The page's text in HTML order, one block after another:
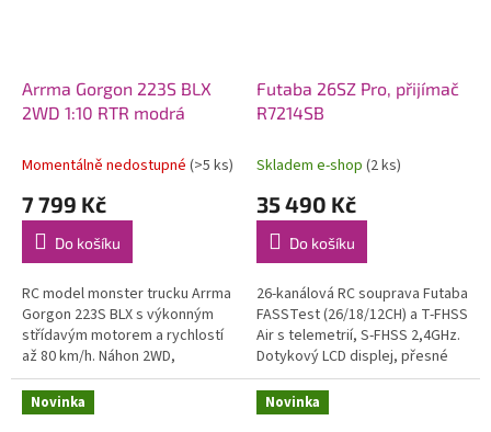
Arrma Gorgon 223S BLX
2WD 1:10 RTR modrá
Momentálně nedostupné (>5 ks)
7 799 Kč
Do košíku
RC model monster trucku Arrma
Gorgon 223S BLX s výkonným
střídavým motorem a rychlostí
až 80 km/h. Náhon 2WD,
nezávislé zavěšení, olejové
tlumiče, řídící jednotka
Spektrum 45A...
Futaba 26SZ Pro, přijímač
R7214SB
Skladem e-shop (2 ks)
35 490 Kč
Do košíku
26-kanálová RC souprava Futaba
FASSTest (26/18/12CH) a T-FHSS
Air s telemetrií, S-FHSS 2,4GHz.
Dotykový LCD displej, přesné
celokovové křížové ovladače, 8
přepínačů, 4 posuvné a...
Novinka Novinka